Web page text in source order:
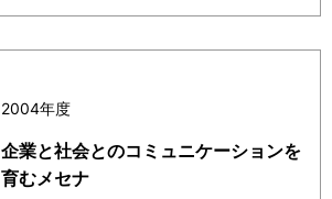
2004年度
企業と社会とのコミュニケーションを
育むメセナ